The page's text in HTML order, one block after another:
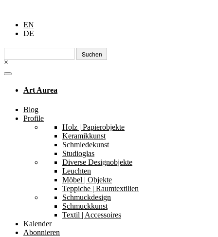
EN
DE
Suchen
nach:
×
Art Aurea
Blog
Profile
Holz | Papierobjekte
Keramikkunst
Schmiedekunst
Studioglas
Diverse Designobjekte
Leuchten
Möbel | Objekte
Teppiche | Raumtextilien
Schmuckdesign
Schmuckkunst
Textil | Accessoires
Kalender
Abonnieren